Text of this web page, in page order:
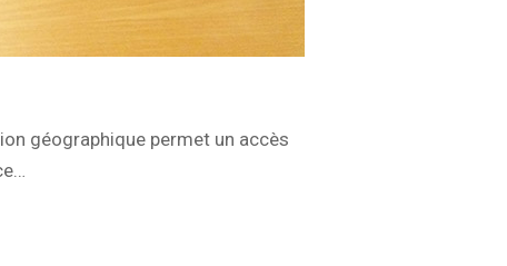
géographique permet un accès